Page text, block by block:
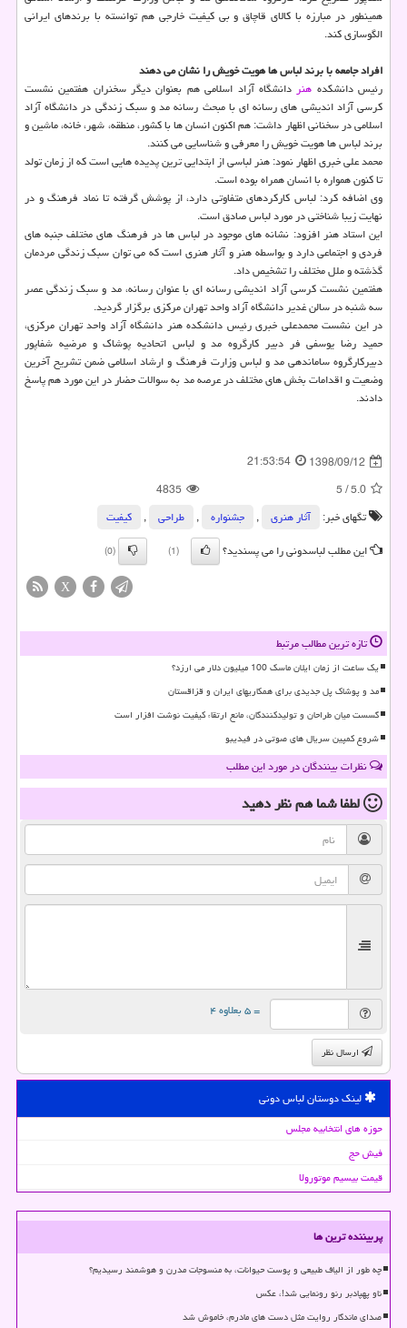
همینطور در مبارزه با كالای قاچاق و بی كیفیت خارجی هم توانسته با برندهای ایرانی
الگوسازی كند.
افراد جامعه با برند لباس ها هویت خویش را نشان می دهند
رئیس دانشكده هنردانشگاه آزاد اسلامی هم بعنوان دیگر سخنران هفتمین نشست
كرسی آزاد اندیشی های رسانه ای با مبحث رسانه مد و سبك زندگی در دانشگاه آزاد
اسلامی در سخنانی اظهار داشت: هم اكنون انسان ها با كشور، منطقه، شهر، خانه، ماشین و
برند لباس ها هویت خویش را معرفی و شناسایی می كنند.
محمد علی خبری اظهار نمود: هنر لباسی از ابتدایی ترین پدیده هایی است كه از زمان تولد
تا كنون همواره با انسان همراه بوده است.
وی اضافه كرد: لباس كاركردهای متفاوتی دارد، از پوشش گرفته تا نماد فرهنگ و در
نهایت زیبا شناختی در مورد لباس صادق است.
این استاد هنر افزود: نشانه های موجود در لباس ها در فرهنگ های مختلف جنبه های
فردی و اجتماعی دارد و بواسطه هنر و آثار هنری است كه می توان سبك زندگی مردمان
گذشته و ملل مختلف را تشخیص داد.
هفتمین نشست كرسی آزاد اندیشی رسانه ای با عنوان رسانه، مد و سبك زندگی عصر
سه شنبه در سالن غدیر دانشگاه آزاد واحد تهران مركزی برگزار گردید.
در این نشست محمدعلی خبری رئیس دانشكده هنر دانشگاه آزاد واحد تهران مركزی،
حمید رضا یوسفی فر دبیر كارگروه مد و لباس اتحادیه پوشاك و مرضیه شفاپور
دبیركارگروه ساماندهی مد و لباس وزارت فرهنگ و ارشاد اسلامی ضمن تشریح آخرین
وضعیت و اقدامات بخش های مختلف در عرصه مد به سوالات حضار در این مورد هم پاسخ
دادند.
1398/09/12
21:53:54
5.0
/
5
4835
تگهای خبر:
آثار هنری , جشنواره , طراحی ,
كیفیت
این مطلب لباسدونی را می پسندید؟
(1)
(0)
X
تازه ترین مطالب مرتبط
یک ساعت از زمان ایلان ماسک 100 میلیون دلار می ارزد؟
مد و پوشاک پل جدیدی برای همکاریهای ایران و قزاقستان
گسست میان طراحان و تولیدکنندگان، مانع ارتقاء کیفیت نوشت افزار است
شروع کمپین سریال های صوتی در فیدیبو
نظرات بینندگان در مورد این مطلب
لطفا شما همنظر دهید
= ۵ بعلاوه ۴
ارسال نظر
لینک دوستان لباس دونی
حوزه های انتخابیه مجلس
فیش حج
قیمت بیسیم موتورولا
پربیننده ترین ها
چه طور از الیاف طبیعی و پوست حیوانات، به منسوجات مدرن و هوشمند رسیدیم؟
ناو پهپادبر رنو رونمایی شد!، عکس
صدای ماندگار روایت مثل دست های مادرم، خاموش شد